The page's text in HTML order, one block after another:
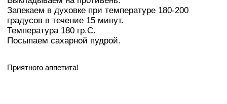
Запекаем в духовке при температуре 180-200
градусов в течение 15 минут.
Температура 180 гр.С.
Посыпаем сахарной пудрой.
Приятного аппетита!